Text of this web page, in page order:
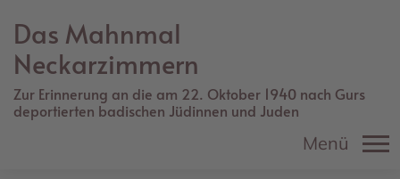
zum
Inhalt
Das Mahnmal
Neckarzimmern
Zur Erinnerung an die am 22. Oktober 1940 nach Gurs
deportierten badischen Jüdinnen und Juden
Menü